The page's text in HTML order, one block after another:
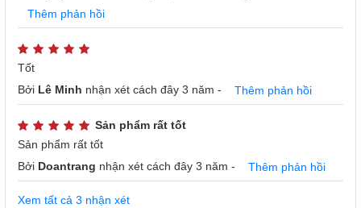
nội dung rõ nét và mượt mà hơn.
Thêm phản hồi
Tốt
Bởi Lê Minh nhận xét cách đây 3 năm - Thêm phản hồi
Sản phẩm rất tốt
Sản phẩm rất tốt
Bởi Doantrang nhận xét cách đây 3 năm - Thêm phản hồi
Xem tất cả 3 nhận xét